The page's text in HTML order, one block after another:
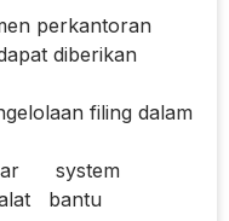
perkantoran
diberikan
filing dalam
system
bantu